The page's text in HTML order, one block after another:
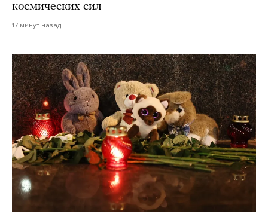
космических сил
17 минут назад